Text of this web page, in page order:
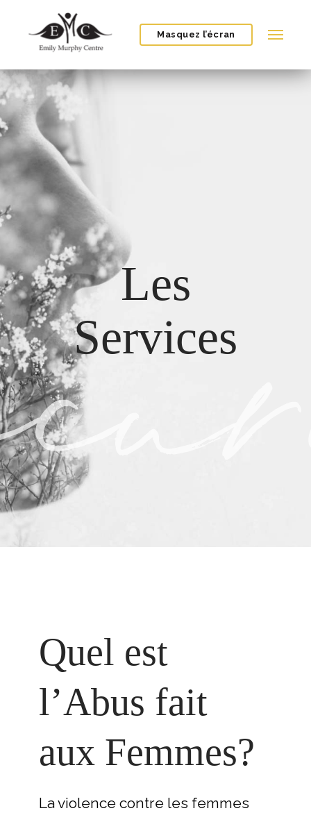
Masquez l’écran
Les
Services
Quel est
l’Abus fait
aux Femmes?
La violence contre les femmes